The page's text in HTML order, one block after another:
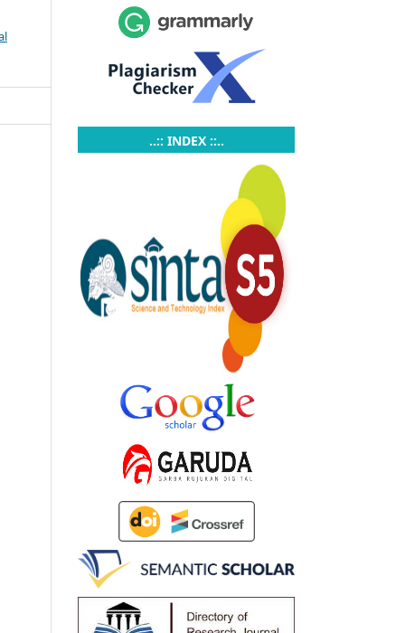
..:: INDEX ::..